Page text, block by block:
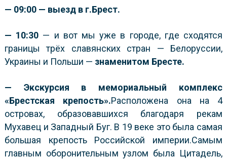
— 09:00 — выезд в г.Брест.
— 10:30 — и вот мы уже в городе, где сходятся
границы трёх славянских стран — Белоруссии,
Украины и Польши — знаменитом Бресте.
— Экскурсия в мемориальный комплекс
«Брестская крепость».Расположена она на 4
островах, образовавшихся благодаря рекам
Мухавец и Западный Буг. В 19 веке это была самая
большая крепость Российской империи.Самым
главным оборонительным узлом была Цитадель,